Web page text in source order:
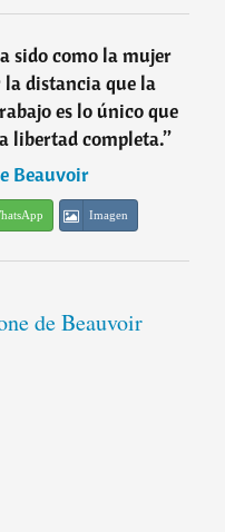
sido como la mujer
distancia que la
es lo único que
libertad completa.”
Beauvoir
Imagen
de Beauvoir